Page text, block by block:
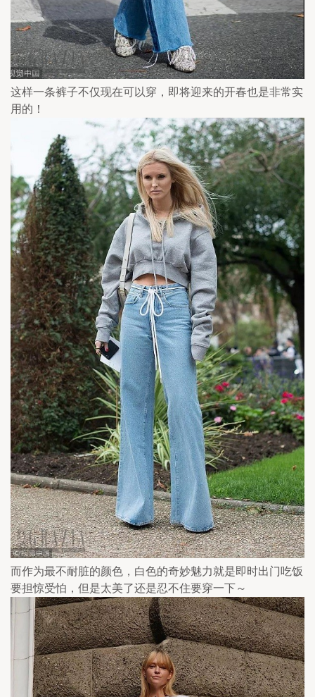
这样一条裤子不仅现在可以穿，即将迎来的开春也是非常实
用的！
而作为最不耐脏的颜色，白色的奇妙魅力就是即时出门吃饭
要担惊受怕，但是太美了还是忍不住要穿一下～